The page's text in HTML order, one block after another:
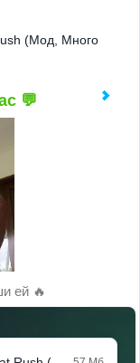
(Мод, Много
💬
ей 🔥